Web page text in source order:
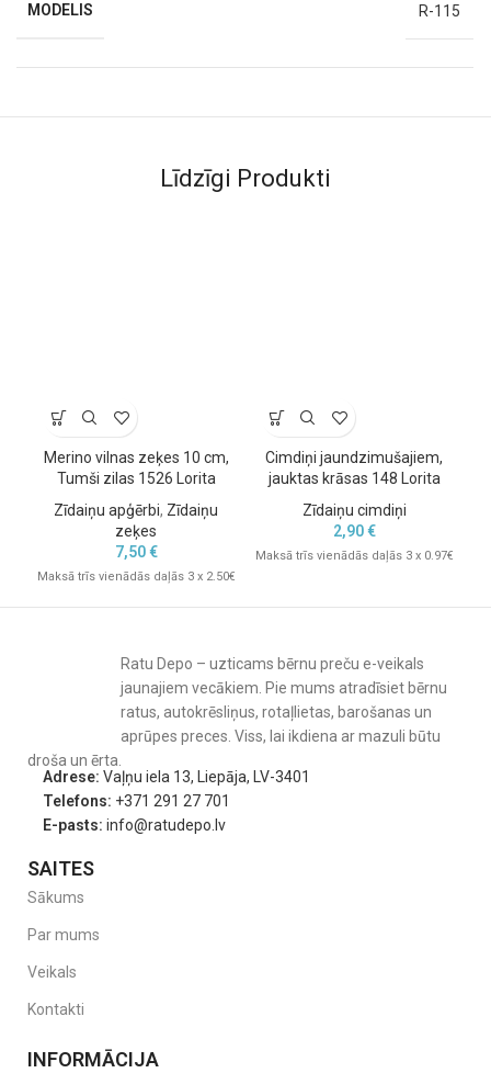
MODELIS R-115
RAŽOTĀJS Rak
Līdzīgi Produkti
Merino vilnas zeķes 10 cm,
Tumši zilas 1526 Lorita
Zīdaiņu apģērbi, Zīdaiņu
zeķes
7,50€
Maksā trīs vienādās daļās 3 x 2.50€
Cimdiņi jaundzimušajiem,
jauktas krāsas 148 Lorita
Zīdaiņu cimdiņi
2,90€
Maksā trīs vienādās daļās 3 x 0.97€
Ratu Depo – uzticams bērnu preču e-veikals
jaunajiem vecākiem. Pie mums atradīsiet bērnu
ratus, autokrēsliņus, rotaļlietas, barošanas un
aprūpes preces. Viss, lai ikdiena ar mazuli būtu
droša un ērta.
Adrese: Vaļņu iela 13, Liepāja, LV-3401
Telefons: +371 291 27 701
E-pasts: info@ratudepo.lv
SAITES
Sākums
Par mums
Veikals
Kontakti
INFORMĀCIJA